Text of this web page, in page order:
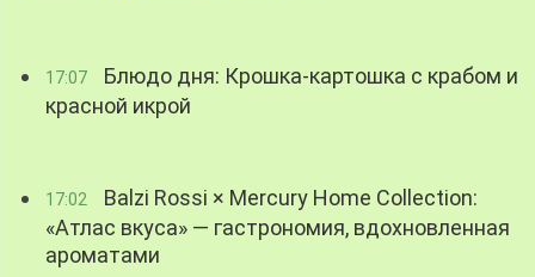
17:07
Блюдо дня: Крошка-картошка с крабом и
красной икрой
17:02
Balzi Rossi × Mercury Home Collection:
«Атлас вкуса» — гастрономия, вдохновленная
ароматами